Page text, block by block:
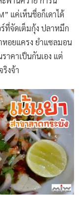
แค่เห็นชื่อก็เดาได้
ที่จัดเต็มกุ้ง ปลาหมึก
หอยแครง ยำแซลมอน
าคาเป็นกันเอง แต่
ริงจ้า